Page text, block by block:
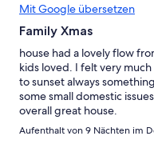
Mit Google übersetzen
Family Xmas
house had a lovely flow
kids loved. I felt very
to sunset always
some small domestic
overall great house.
Aufenthalt von 9 Nächten im